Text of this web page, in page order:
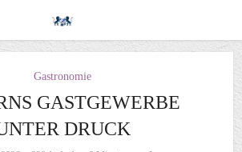
Gastronomie
GASTGEWERBE
DRUCK